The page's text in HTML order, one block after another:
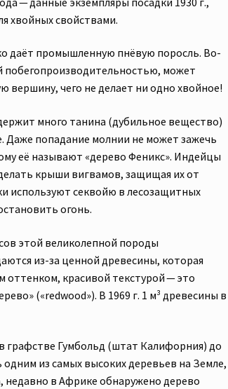
хвойных свойствами.
даёт промышленную пнёвую поросль. Во-
побегопроизводительностью, может
вершину, чего не делает ни одно хвойное!
много танина (дубильное вещество)
Даже попадание молнии не может зажечь
её называют «дерево Феникс». Индейцы
крыши вигвамов, защищая их от
используют секвойю в лесозащитных
огонь.
этой великолепной породы
из-за ценной древесины, которая
оттенком, красивой текстурой — это
(«redwood»). В 1969 г. 1 м³ древесины в
графстве Гумбольд (штат Калифорния) до
из самых высоких деревьев на Земле,
недавно в Африке обнаружено дерево